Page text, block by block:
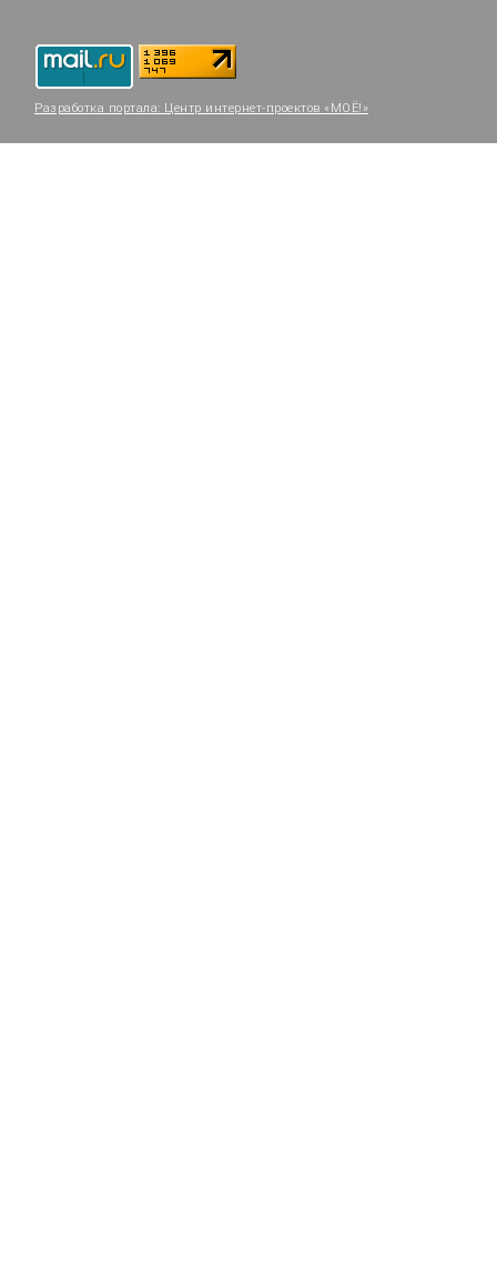
Разработка портала: Центр интернет-проектов «МОЁ!»